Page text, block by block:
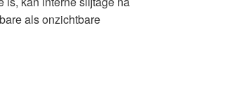
als onzichtbare